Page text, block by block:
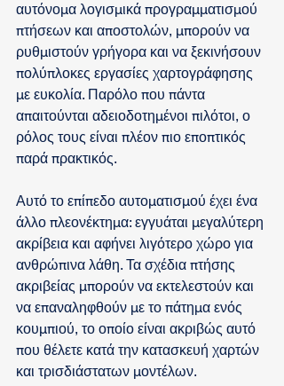
αυτόνομα λογισμικά προγραμματισμού
πτήσεων και αποστολών, μπορούν να
ρυθμιστούν γρήγορα και να ξεκινήσουν
πολύπλοκες εργασίες χαρτογράφησης
με ευκολία. Παρόλο που πάντα
απαιτούνται αδειοδοτημένοι πιλότοι, ο
ρόλος τους είναι πλέον πιο εποπτικός
παρά πρακτικός.
Αυτό το επίπεδο αυτοματισμού έχει ένα
άλλο πλεονέκτημα: εγγυάται μεγαλύτερη
ακρίβεια και αφήνει λιγότερο χώρο για
ανθρώπινα λάθη. Τα σχέδια πτήσης
ακριβείας μπορούν να εκτελεστούν και
να επαναληφθούν με το πάτημα ενός
κουμπιού, το οποίο είναι ακριβώς αυτό
που θέλετε κατά την κατασκευή χαρτών
και τρισδιάστατων μοντέλων.